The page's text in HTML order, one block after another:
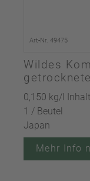
Art-Nr. 49475
Wildes
0,150 kg/l Inhalt
1 / Beutel
Japan
Mehr Info